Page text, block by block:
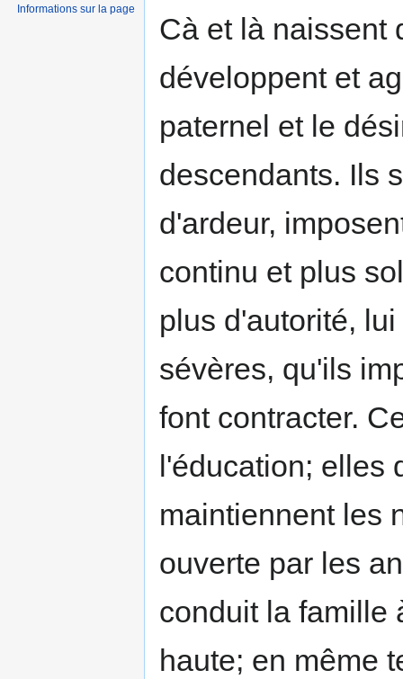
Cà et là naissent
développent et
paternel et le
descendants. Ils
d'ardeur,
continu et plus
plus d'autorité,
sévères, qu'ils
font contracter.
l'éducation;
maintiennent les
ouverte par les
conduit la famille
haute; en même
Informations sur la page